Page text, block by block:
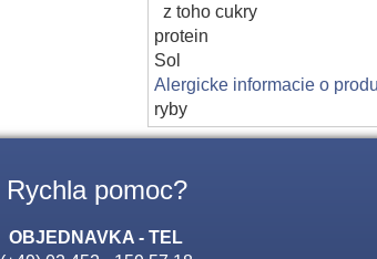
z toho cukry
protein
Sol
Alergicke informacie o
ryby
Rychla pomoc?
OBJEDNAVKA - TEL